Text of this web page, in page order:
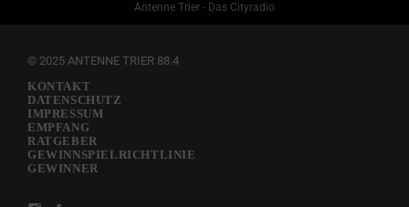
Antenne Trier - Das Cityradio
© 2025 ANTENNE TRIER 88.4
KONTAKT
DATENSCHUTZ
IMPRESSUM
EMPFANG
RATGEBER
GEWINNSPIELRICHTLINIE
GEWINNER